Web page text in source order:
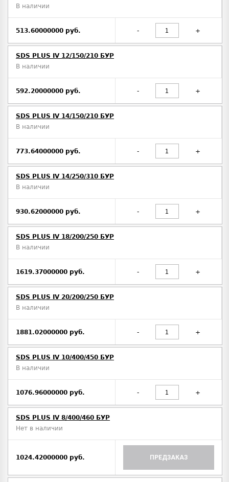
В наличии
513.60000000 руб. - +
SDS PLUS IV 12/150/210 БУР
В наличии
592.20000000 руб. - +
SDS PLUS IV 14/150/210 БУР
В наличии
773.64000000 руб. - +
SDS PLUS IV 14/250/310 БУР
В наличии
930.62000000 руб. - +
SDS PLUS IV 18/200/250 БУР
В наличии
1619.37000000 руб. - +
SDS PLUS IV 20/200/250 БУР
В наличии
1881.02000000 руб. - +
SDS PLUS IV 10/400/450 БУР
В наличии
1076.96000000 руб. - +
SDS PLUS IV 8/400/460 БУР
Нет в наличии
1024.42000000 руб. ПРЕДЗАКАЗ